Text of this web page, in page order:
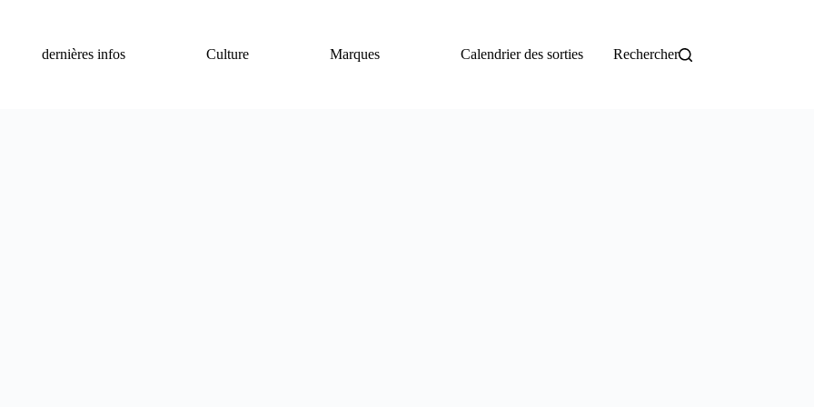
dernières infos
Culture Marques Calendrier des sorties Rechercher